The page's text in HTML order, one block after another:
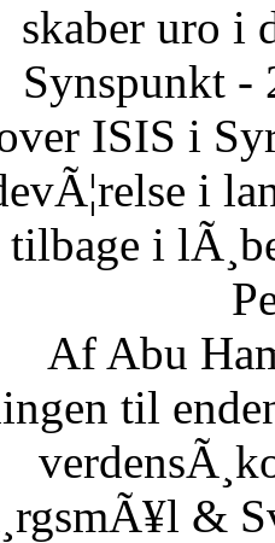
skaber uro i
Synspunkt -
ISIS i
i
i
Af Abu
til
&